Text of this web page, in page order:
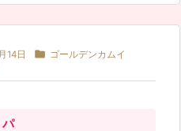
14日  ゴールデンカムイ
パ